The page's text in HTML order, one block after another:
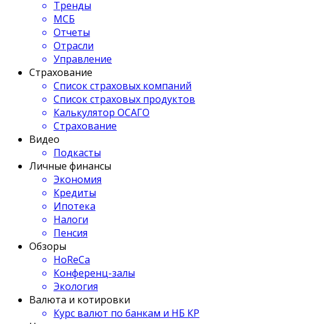
Тренды
МСБ
Отчеты
Отрасли
Управление
Страхование
Список страховых компаний
Список страховых продуктов
Калькулятор ОСАГО
Страхование
Видео
Подкасты
Личные финансы
Экономия
Кредиты
Ипотека
Налоги
Пенсия
Обзоры
HoReCa
Конференц-залы
Экология
Валюта и котировки
Курс валют по банкам и НБ КР